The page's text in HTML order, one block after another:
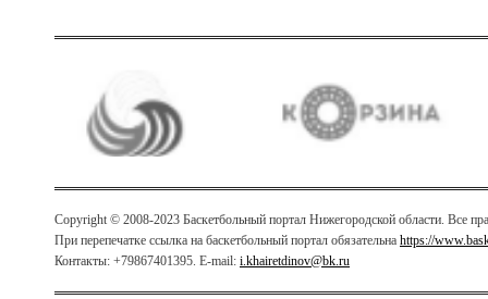
Copyright © 2008-2023 Баскетбольный портал Нижегородской области. Все
При перепечатке ссылка на баскетбольный портал обязательна https://
Контакты: +79867401395. E-mail: i.khairetdinov@bk.ru